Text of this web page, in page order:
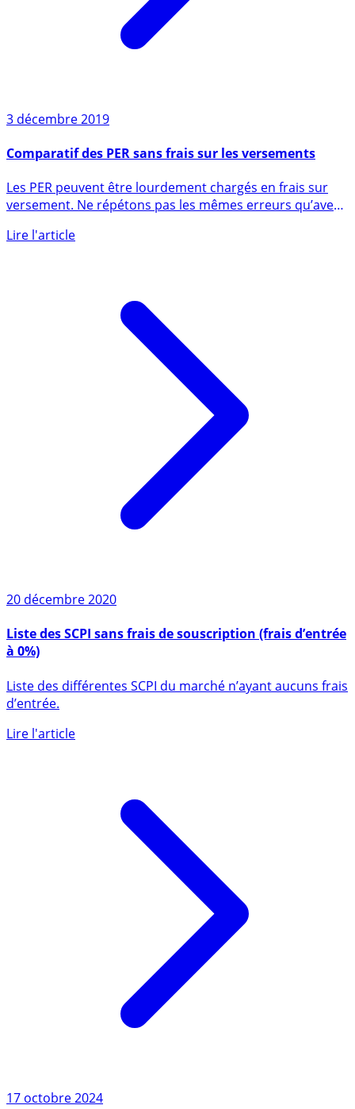
3 décembre 2019
Comparatif des PER sans frais sur les versements
versement. Ne répétons pas les mêmes erreurs qu’avec
20 décembre 2020
à 0%)
d’entrée.